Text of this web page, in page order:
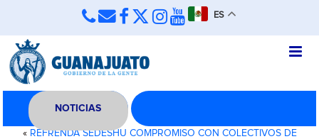
ES
NOTICIAS
« REFRENDA SEDESHU COMPROMISO CON COLECTIVOS DE